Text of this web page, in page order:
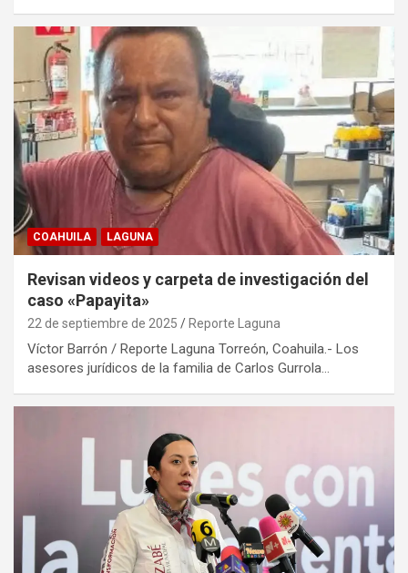
COAHUILA LAGUNA
Revisan videos y carpeta de investigación del
caso «Papayita»
22 de septiembre de 2025 Reporte Laguna
Víctor Barrón / Reporte Laguna Torreón, Coahuila.- Los
asesores jurídicos de la familia de Carlos Gurrola…